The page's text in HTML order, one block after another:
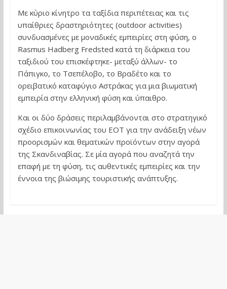
Με κύριο κίνητρο τα ταξίδια περιπέτειας και τις
υπαίθριες δραστηριότητες (outdoor activities)
συνδυασμένες με μοναδικές εμπειρίες στη φύση, ο
Rasmus Hadberg Fredsted κατά τη διάρκεια του
ταξιδιού του επισκέφτηκε- μεταξύ άλλων- το
Πάπιγκο, το Τσεπέλοβο, το Βραδέτο και το
ορειβατικό καταφύγιο Αστράκας για μια βιωματική
εμπειρία στην ελληνική φύση και ύπαιθρο.
Και οι δύο δράσεις περιλαμβάνονται στο στρατηγικό
σχέδιο επικοινωνίας του ΕΟΤ για την ανάδειξη νέων
προορισμών και θεματικών προϊόντων στην αγορά
της Σκανδιναβίας. Σε μία αγορά που αναζητά την
επαφή με τη φύση, τις αυθεντικές εμπειρίες και την
έννοια της βιώσιμης τουριστικής ανάπτυξης.